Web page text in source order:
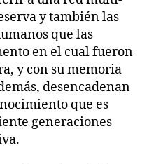
y también las
que las
en el cual fueron
y con su memoria
desencadenan
que es
generaciones